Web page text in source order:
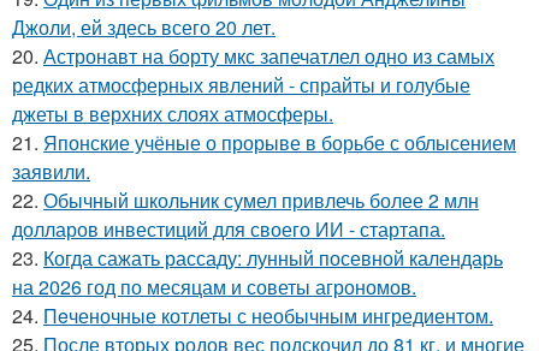
Джоли, ей здесь всего 20 лет.
20. Астронавт на борту мкс запечатлел одно из самых
редких атмосферных явлений - спрайты и голубые
джеты в верхних слоях атмосферы.
21. Японские учёные о прорыве в борьбе с облысением
заявили.
22. Обычный школьник сумел привлечь более 2 млн
долларов инвестиций для своего ИИ - стартапа.
23. Когда сажать рассаду: лунный посевной календарь
на 2026 год по месяцам и советы агрономов.
24. Пeченочные котлеты с необычным ингредиентом.
25. После вторых родов вес подскочил до 81 кг, и многие